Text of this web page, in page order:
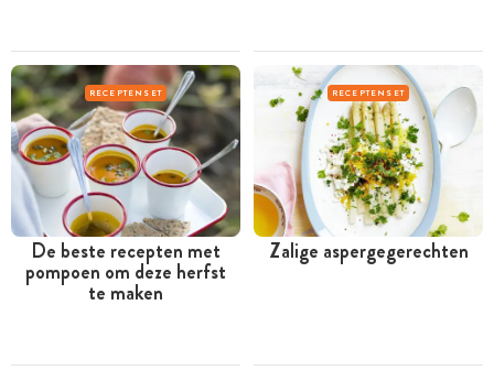
RECEPTENSET
De beste recepten met
pompoen om deze herfst
te maken
RECEPTENSET
Zalige aspergegerechten